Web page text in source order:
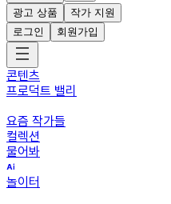
광고 상품
작가 지원
로그인
회원가입
콘텐츠
프로덕트 밸리
요즘 작가들
컬렉션
물어봐
놀이터